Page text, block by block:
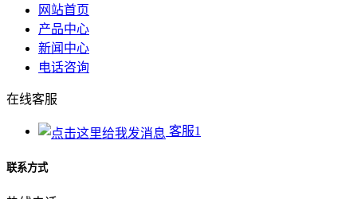
网站首页
产品中心
新闻中心
电话咨询
在线客服
客服1
联系方式